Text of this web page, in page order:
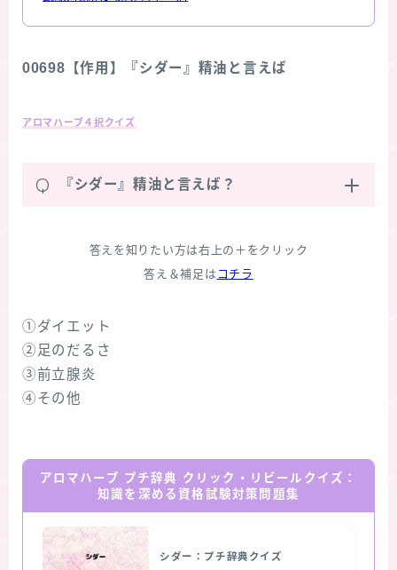
00698【作用】『シダー』精油と言えば
アロマハーブ４択クイズ
Q 『シダー』精油と言えば？
答えを知りたい方は右上の＋をクリック
答え＆補足は コチラ
①ダイエット
②足のだるさ
③前立腺炎
④その他
アロマハーブ プチ辞典 クリック・リビールクイズ：
知識を深める資格試験対策問題集
シダー：プチ辞典クイズ